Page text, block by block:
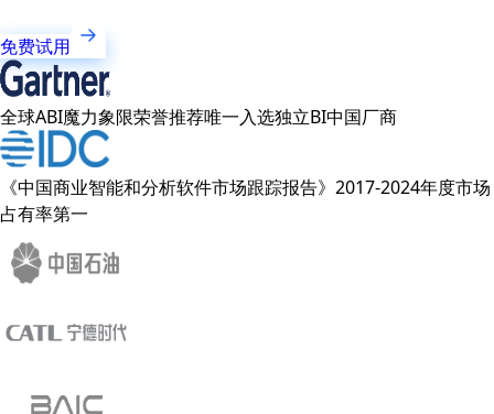
免费试用
全球ABI魔力象限荣誉推荐唯一入选独立BI中国厂商
《中国商业智能和分析软件市场跟踪报告》2017-2024年度市场
占有率第一